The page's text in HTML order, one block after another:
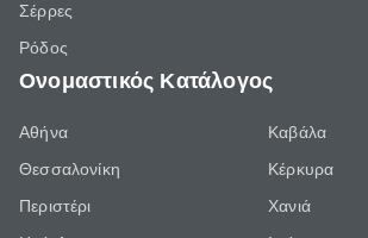
Σέρρες
Ρόδος
Ονομαστικός Κατάλογος
Αθήνα
Θεσσαλονίκη
Περιστέρι
Καβάλα
Κέρκυρα
Χανιά